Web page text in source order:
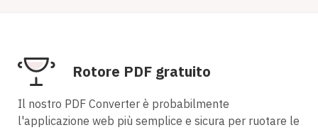
Rotore PDF gratuito
Il nostro PDF Converter è probabilmente
l'applicazione web più semplice e sicura per ruotare le